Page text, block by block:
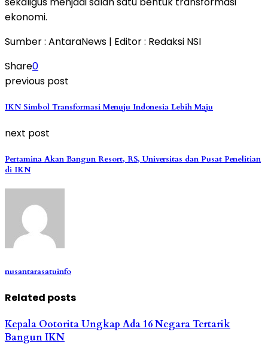
ekonomi.
Sumber : AntaraNews | Editor : Redaksi NSI
Share0
previous post
IKN Simbol Transformasi Menuju Indonesia Lebih Maju
next post
Pertamina Akan Bangun Resort, RS, Universitas dan Pusat Penelitian
di IKN
nusantarasatuinfo
Related posts
Kepala Ootorita Ungkap Ada 16 Negara Tertarik
Bangun IKN